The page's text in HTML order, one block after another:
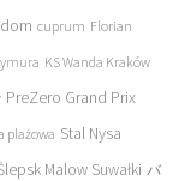
cuprum Florian
KS Wanda Kraków
PreZero Grand Prix
plażowa Stal Nysa
Malow Suwałki バ